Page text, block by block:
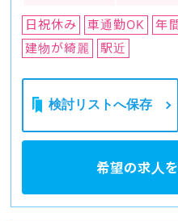
日祝休み 車通勤OK
年
建物が綺麗
駅近
検討リストへ保存
希望の求人を